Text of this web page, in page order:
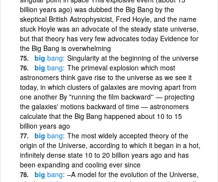
billion years ago) was dubbed the Big Bang by the
skeptical British Astrophysicist, Fred Hoyle, and the name
stuck Hoyle was an advocate of the steady state universe,
but that theory has very few advocates today Evidence for
the Big Bang is overwhelming
big bang Singularity at the beginning of the universe
big bang The primeval explosion which most
astronomers think gave rise to the universe as we see it
today, in which clusters of galaxies are moving apart from
one another By "running the film backward'' — projecting
the galaxies' motions backward of time — astronomers
calculate that the Big Bang happened about 10 to 15
billion years ago
big bang The most widely accepted theory of the
origin of the Universe, according to which it began in a hot,
infinitely dense state 10 to 20 billion years ago and has
been expanding and cooling ever since
big bang –A model for the evolution of the Universe,